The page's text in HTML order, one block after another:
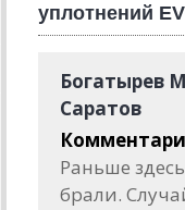
уплотнений
Богатырев
Саратов
Раньше
брали.